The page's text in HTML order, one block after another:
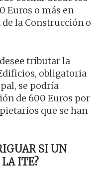
Euros o más en
la Construcción o
tributar la
obligatoria
se podría
de 600 Euros por
que se han
SI UN
ITE?